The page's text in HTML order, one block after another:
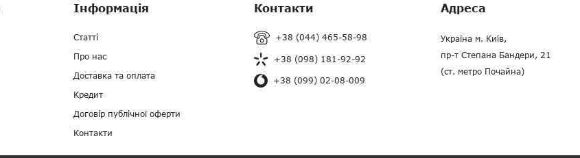
Інформація
Статті
Про нас
Доставка та оплата
Кредит
Договір публічної оферти
Контакти
Контакти
+38 (044) 465-58-98
+38 (098) 181-92-92
+38 (099) 02-08-009
Адреса
Україна м. Київ,
пр-т Степана Бандери, 21
(ст. метро Почайна)